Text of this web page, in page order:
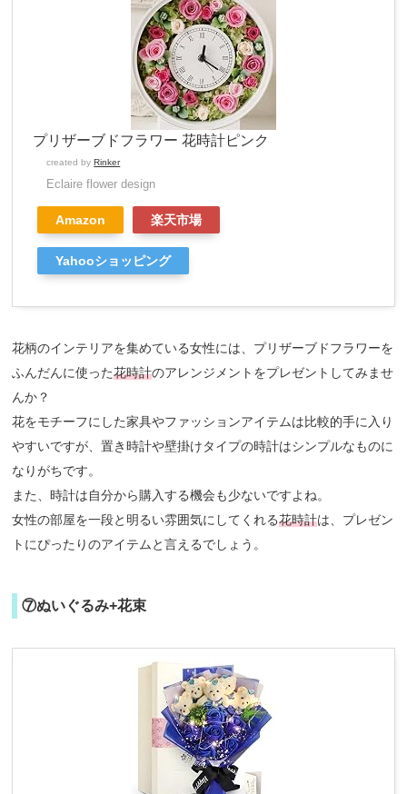
プリザーブドフラワー 花時計ピンク
created byRinker
Eclaire flower design
Amazon 楽天市場
Yahooショッピング
花柄のインテリアを集めている女性には、プリザーブドフラワーを
ふんだんに使った花時計のアレンジメントをプレゼントしてみませ
んか？
花をモチーフにした家具やファッションアイテムは比較的手に入り
やすいですが、置き時計や壁掛けタイプの時計はシンプルなものに
なりがちです。
また、時計は自分から購入する機会も少ないですよね。
女性の部屋を一段と明るい雰囲気にしてくれる花時計は、プレゼン
トにぴったりのアイテムと言えるでしょう。
⑦ぬいぐるみ+花束